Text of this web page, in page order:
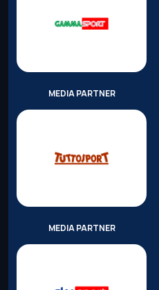
MEDIA PARTNER
MEDIA PARTNER